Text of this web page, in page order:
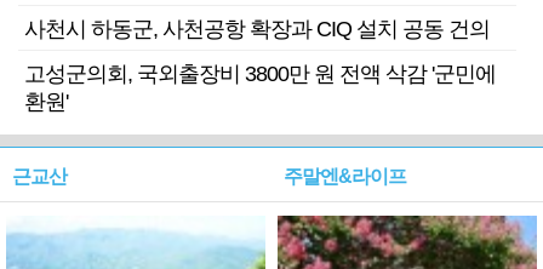
사천시 하동군, 사천공항 확장과 CIQ 설치 공동 건의
고성군의회, 국외출장비 3800만 원 전액 삭감 '군민에
환원'
근교산 주말엔&라이프